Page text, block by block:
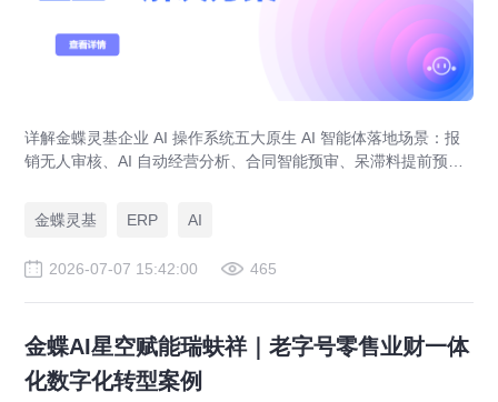
详解金蝶灵基企业 AI 操作系统五大原生 AI 智能体落地场景：报
销无人审核、AI 自动经营分析、合同智能预审、呆滞料提前预
金蝶灵基
ERP AI
2026-07-07 15:42:00 465
金蝶AI星空赋能瑞蚨祥｜老字号零售业财一体
化数字化转型案例